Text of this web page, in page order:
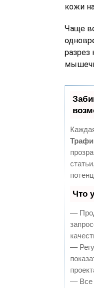
кожи
Чаще
разрез
Что
—
—
— Все